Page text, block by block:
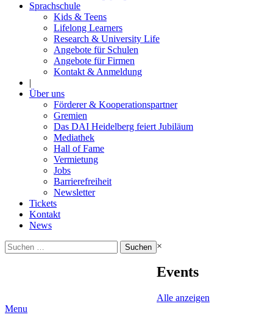
Sprachschule
Kids & Teens
Lifelong Learners
Research & University Life
Angebote für Schulen
Angebote für Firmen
Kontakt & Anmeldung
|
Über uns
Förderer & Kooperationspartner
Gremien
Das DAI Heidelberg feiert Jubiläum
Mediathek
Hall of Fame
Vermietung
Jobs
Barrierefreiheit
Newsletter
Tickets
Kontakt
News
Suchen
nach:
×
Events
Alle anzeigen
Menu